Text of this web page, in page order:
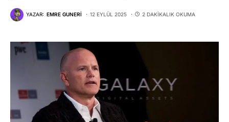
YAZAR: EMRE GUNERI 12 EYLÜL 2025 2 DAKIKALIK OKUMA